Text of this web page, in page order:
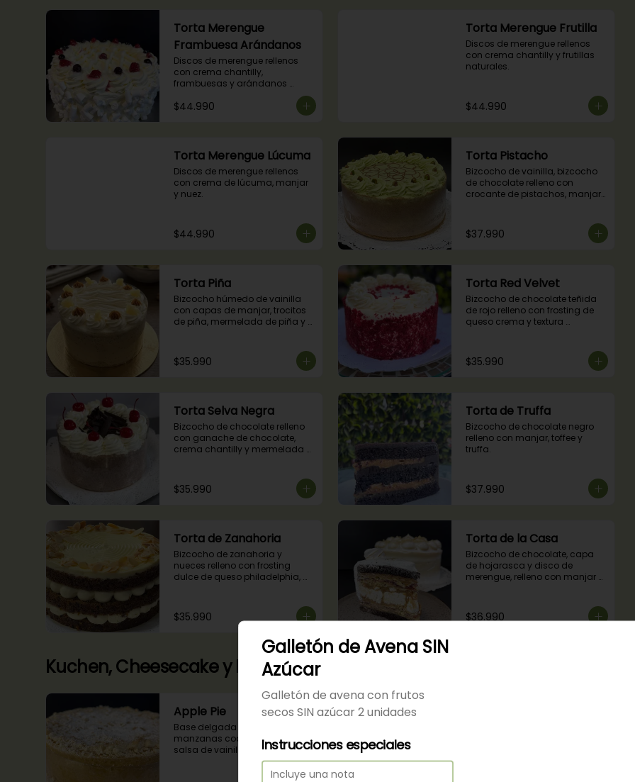
Torta Merengue
Frambuesa Arándanos
Discos de merengue rellenos
con crema chantilly,
frambuesas y arándanos
$44.990
Torta Merengue Frutilla
Discos de merengue rellenos
con crema chantilly y frutillas
naturales.
$44.990
Torta Merengue Lúcuma
Discos de merengue rellenos
con crema de lúcuma, manjar
y nuez.
$44.990
Torta Pistacho
Bizcocho de vainilla, bizcocho
de chocolate relleno con
crocante de pistachos, manjar,
$37.990
Torta Piña
Bizcocho húmedo de vainilla
con capas de manjar, trocitos
de piña, mermelada de piña y
$35.990
Torta Red Velvet
Bizcocho de chocolate teñida
de rojo relleno con frosting de
queso crema y textura
$35.990
Torta Selva Negra
Bizcocho de chocolate relleno
con ganache de chocolate,
crema chantilly y mermelada
$35.990
Torta de Truffa
Bizcocho de chocolate negro
relleno con manjar, toffee y
truffa.
$37.990
Torta de Zanahoria
Bizcocho de zanahoria y
nueces relleno con frosting
dulce de queso philadelphia,
$35.990
Torta de la Casa
Bizcocho de chocolate, capa
de hojarasca y disco de
merengue, relleno con manjar y
$36.990
Kuchen, Cheesecake y Pie
Apple Pie
Base delgada rellena de
manzanas cocidas en una
salsa de vainilla y canela con
cobertura de miga streusel.
Galletón de Avena SIN
Azúcar
Galletón de avena con frutos
secos SIN azúcar 2 unidades
Instrucciones especiales